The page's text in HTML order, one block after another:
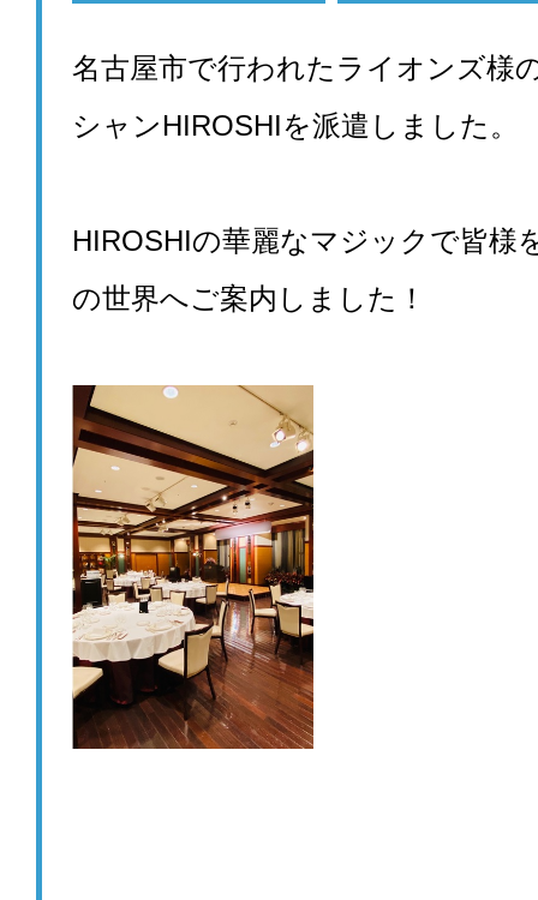
名古屋市で行われたライオンズ様
シャンHIROSHIを派遣しました。
HIROSHIの華麗なマジックで皆様
の世界へご案内しました！